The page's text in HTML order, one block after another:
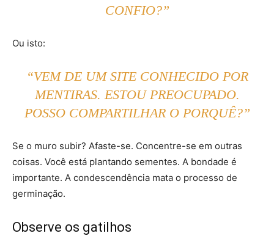
CONFIO?”
Ou isto:
“VEM DE UM SITE CONHECIDO POR
MENTIRAS. ESTOU PREOCUPADO.
POSSO COMPARTILHAR O PORQUÊ?”
Se o muro subir? Afaste-se. Concentre-se em outras
coisas. Você está plantando sementes. A bondade é
importante. A condescendência mata o processo de
germinação.
Observe os gatilhos